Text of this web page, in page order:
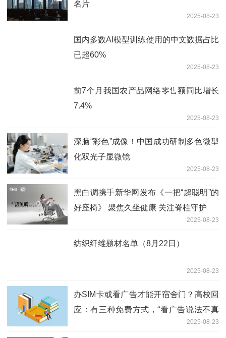
名片
2025-08-23
国内多数AI模型训练使用的中文数据占比
已超60%
2025-08-23
前7个月我国农产品网络零售额同比增长
7.4%
2025-08-23
深脑“彩色”成像！中国成功研制多色微型
化双光子显微镜
2025-08-23
黑白调携手新华网发布《一把“超聪明”的
好座椅》 聚焦久坐健康 关注脊柱守护
2025-08-23
纺织纤维题材名单（8月22日）
2025-08-23
办SIM卡或看广告才能开宿舍门？高校回
应：有三种免费方式，“看广告说法不真
2025-08-23